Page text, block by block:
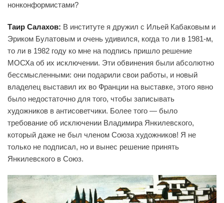
нонконформистами?
Таир Салахов: В институте я дружил с Ильей Кабаковым и
Эриком Булатовым и очень удивился, когда то ли в 1981-м,
то ли в 1982 году ко мне на подпись пришло решение
МОСХа об их исключении. Эти обвинения были абсолютно
бессмысленными: они подарили свои работы, и новый
владелец выставил их во Франции на выставке, этого явно
было недостаточно для того, чтобы записывать
художников в антисоветчики. Более того — было
требование об исключении Владимира Янкилевского,
который даже не был членом Союза художников! Я не
только не подписал, но и вынес решение принять
Янкилевского в Союз.